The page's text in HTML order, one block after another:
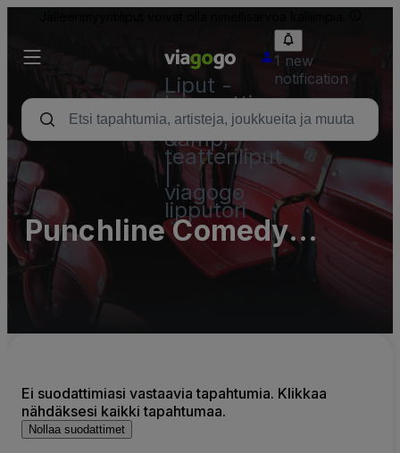
Liput -
konsertti,
urheilu
&amp;
teatteriliput
viagogo
lipputori
1 new
notification
Punchline Comedy
Lounge Parking Lots
Ei suodattimiasi vastaavia tapahtumia. Klikkaa
nähdäksesi kaikki tapahtumaa.
Nollaa suodattimet